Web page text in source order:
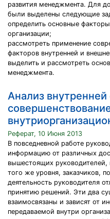
развития менеджмента. Для
были выделены следующие
определить основные
организации;
рассмотреть применение
факторов внутренней и
выделить и рассмотреть
менеджмента.
Анализ
Реферат, 10 Июня 2013
В повседневной работе
информацию от различных
вышестоящих руководителей,
того же уровня, заказчиков,
деятельность руководителя
принятию решений. Эти два
взаимосвязаны и зависят от
передаваемой внутри